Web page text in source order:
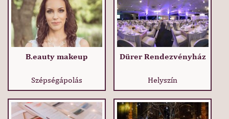
B.eauty makeup
Szépségápolás
Dürer Rendezvényház
Helyszín